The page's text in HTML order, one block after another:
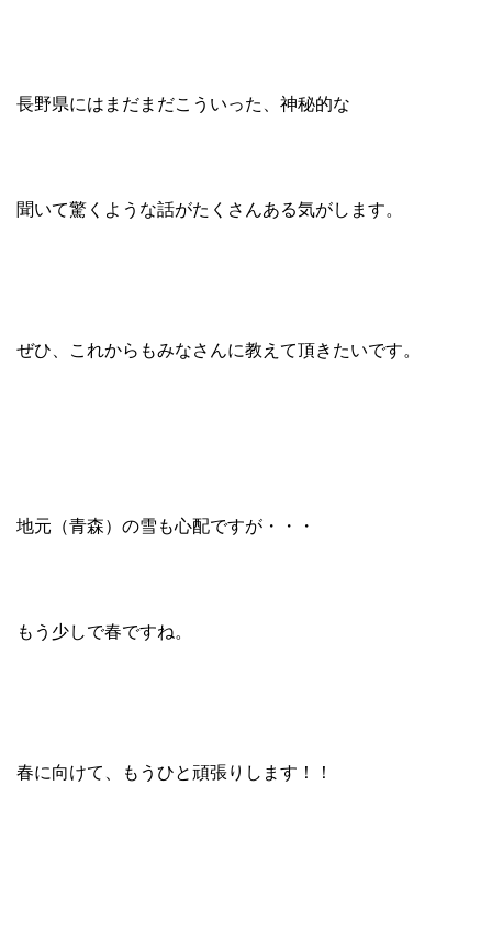
長野県にはまだまだこういった、神秘的な
聞いて驚くような話がたくさんある気がします。
ぜひ、これからもみなさんに教えて頂きたいです。
地元（青森）の雪も心配ですが・・・
もう少しで春ですね。
春に向けて、もうひと頑張りします！！